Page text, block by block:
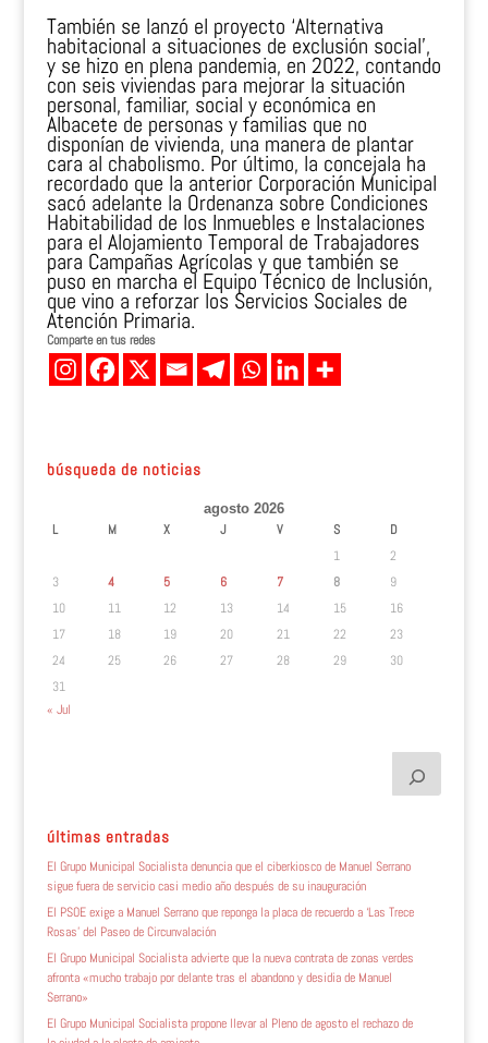
También se lanzó el proyecto ‘Alternativa
habitacional a situaciones de exclusión social’,
y se hizo en plena pandemia, en 2022, contando
con seis viviendas para mejorar la situación
personal, familiar, social y económica en
Albacete de personas y familias que no
disponían de vivienda, una manera de plantar
cara al chabolismo. Por último, la concejala ha
recordado que la anterior Corporación Municipal
sacó adelante la Ordenanza sobre Condiciones
Habitabilidad de los Inmuebles e Instalaciones
para el Alojamiento Temporal de Trabajadores
para Campañas Agrícolas y que también se
puso en marcha el Equipo Técnico de Inclusión,
que vino a reforzar los Servicios Sociales de
Atención Primaria.
Comparte en tus redes
búsqueda de noticias
agosto 2026
L M X J V S
D
1
2
3
4 5 6 7 8
9
10
11 12 13 14 15
16
17
18 19 20 21 22
23
24
25 26 27 28 29
30
31
« Jul
últimas entradas
El Grupo Municipal Socialista denuncia que el ciberkiosco de Manuel Serrano
sigue fuera de servicio casi medio año después de su inauguración
El PSOE exige a Manuel Serrano que reponga la placa de recuerdo a ‘Las Trece
Rosas’ del Paseo de Circunvalación
El Grupo Municipal Socialista advierte que la nueva contrata de zonas verdes
afronta «mucho trabajo por delante tras el abandono y desidia de Manuel
Serrano»
El Grupo Municipal Socialista propone llevar al Pleno de agosto el rechazo de